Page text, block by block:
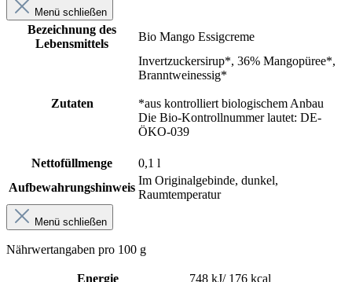
Menü schließen
Bezeichnung des
Lebensmittels
Bio Mango Essigcreme
Zutaten
Invertzuckersirup*, 36% Mangopüree*,
Branntweinessig*
*aus kontrolliert biologischem Anbau
Die Bio-Kontrollnummer lautet: DE-
ÖKO-039
Nettofüllmenge
0,1 l
Aufbewahrungshinweis
Im Originalgebinde, dunkel,
Raumtemperatur
Menü schließen
Nährwertangaben pro 100 g
Energie 748 kJ/ 176 kcal